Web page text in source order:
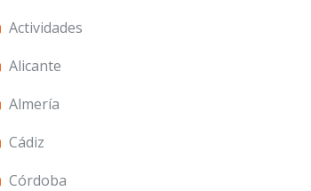
Actividades
Alicante
Almería
Cádiz
Córdoba